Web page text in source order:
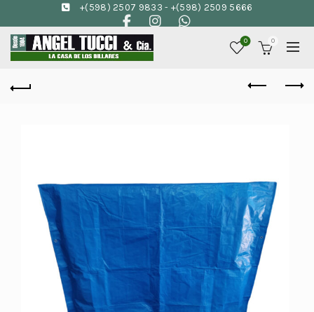
+(598) 2507 9833 - +(598) 2509 5666
0 0